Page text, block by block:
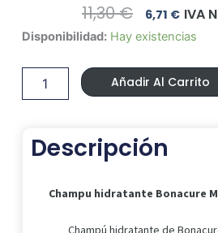
11,30€ El
Precio
Original
Era:
11,30 €.
6,71 €El
Precio
Es:
6,71
IVA
Disponibilidad: Hay existencias
Champu
Bonacure
Moisture
Kick
Añadir Al Carrito
Descripción
Champu hidratante Bonacure
Champú hidratante de